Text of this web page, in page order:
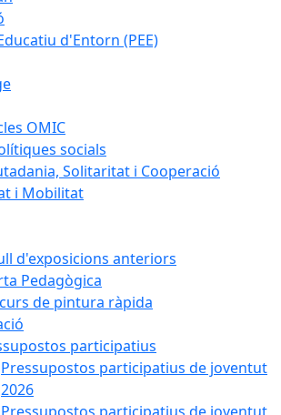
d'Entorn (PEE)
OMIC
socials
Solitaritat i Cooperació
i Mobilitat
d'exposicions anteriors
Pedagògica
de pintura ràpida
participatius
Pressupostos participatius de joventut
2026